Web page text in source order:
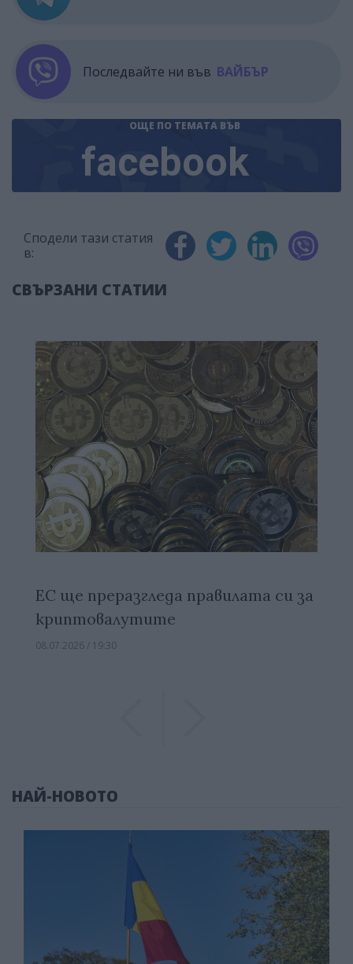
Последвайте ни във ВАЙБЪР
ОЩЕ ПО ТЕМАТА ВЪВ
facebook
Сподели тази статия
в:
СВЪРЗАНИ СТАТИИ
ЕС ще преразгледа правилата си за
криптовалутите
08.07.2026 / 19:30
НАЙ-НОВОТО